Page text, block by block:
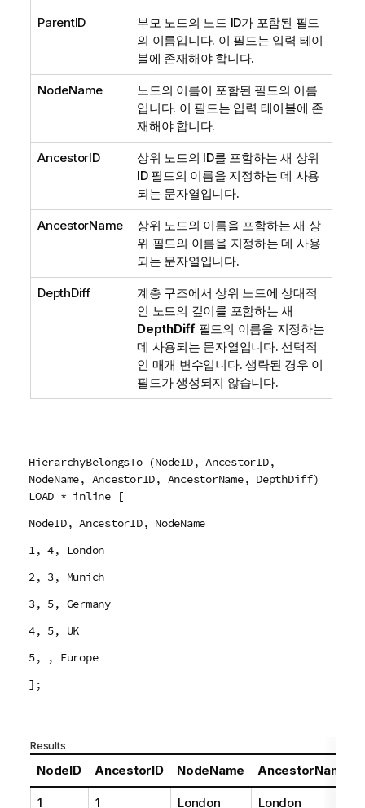
ParentID
부모 노드의 노드 ID가 포함된 필드
의 이름입니다. 이 필드는 입력 테이
블에 존재해야 합니다.
NodeName
노드의 이름이 포함된 필드의 이름
입니다. 이 필드는 입력 테이블에 존
재해야 합니다.
AncestorID
상위 노드의 ID를 포함하는 새 상위
ID 필드의 이름을 지정하는 데 사용
되는 문자열입니다.
AncestorName
상위 노드의 이름을 포함하는 새 상
위 필드의 이름을 지정하는 데 사용
되는 문자열입니다.
DepthDiff
계층 구조에서 상위 노드에 상대적
인 노드의 깊이를 포함하는 새
DepthDiff필드의 이름을 지정하는
데 사용되는 문자열입니다. 선택적
인 매개 변수입니다. 생략된 경우 이
필드가 생성되지 않습니다.
HierarchyBelongsTo (NodeID, AncestorID,
NodeName, AncestorID, AncestorName, DepthDiff)
LOAD * inline [
NodeID, AncestorID, NodeName
1, 4, London
2, 3, Munich
3, 5, Germany
4, 5, UK
5, , Europe
];
Results
NodeID AncestorID NodeName AncestorName
1 1 London London